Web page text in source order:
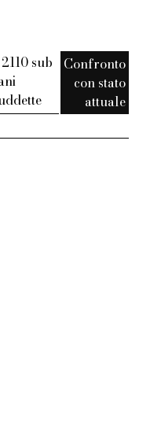
sub
Confronto
con stato
attuale